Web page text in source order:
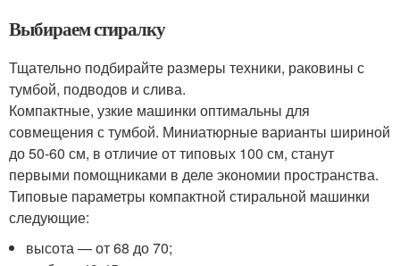
Выбираем стиралку
Тщательно подбирайте размеры техники, раковины с
тумбой, подводов и слива.
Компактные, узкие машинки оптимальны для
совмещения с тумбой. Миниатюрные варианты шириной
до 50-60 см, в отличие от типовых 100 см, станут
первыми помощниками в деле экономии пространства.
Типовые параметры компактной стиральной машинки
следующие:
высота — от 68 до 70;